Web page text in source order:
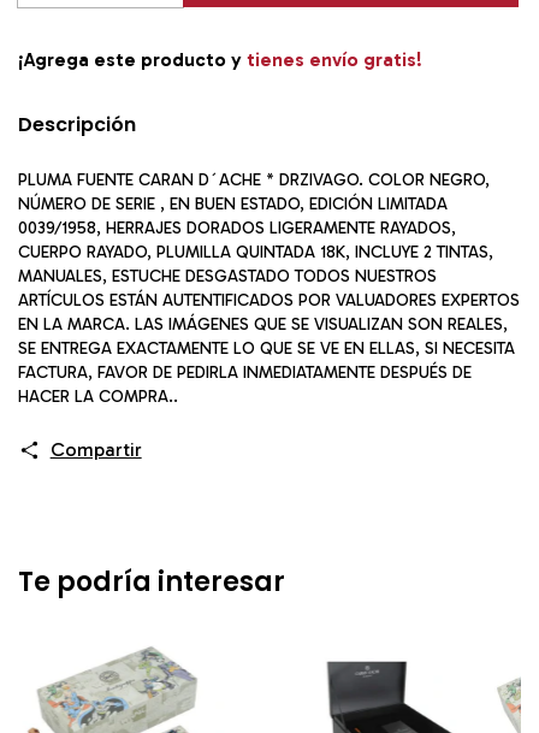
¡Agrega este producto y tienes envío gratis!
Descripción
PLUMA FUENTE CARAN D´ACHE * DRZIVAGO. COLOR NEGRO,
NÚMERO DE SERIE , EN BUEN ESTADO, EDICIÓN LIMITADA
0039/1958, HERRAJES DORADOS LIGERAMENTE RAYADOS,
CUERPO RAYADO, PLUMILLA QUINTADA 18K, INCLUYE 2 TINTAS,
MANUALES, ESTUCHE DESGASTADO TODOS NUESTROS
ARTÍCULOS ESTÁN AUTENTIFICADOS POR VALUADORES EXPERTOS
EN LA MARCA. LAS IMÁGENES QUE SE VISUALIZAN SON REALES,
SE ENTREGA EXACTAMENTE LO QUE SE VE EN ELLAS, SI NECESITA
FACTURA, FAVOR DE PEDIRLA INMEDIATAMENTE DESPUÉS DE
HACER LA COMPRA..
Compartir
Te podría interesar